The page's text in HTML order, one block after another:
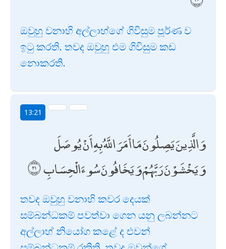
ඔවුහු වනාහි අල්ලාහ්ගේ ගිවිසුම පූර්ණ ව
ඉටු කරති. තවද ඔවුහු එම ගිවිසුම කඩ
නොකරති.
13:21
وَالَّذِينَ يَصِلُونَ مَا أَمَرَ اللَّهُ بِهِ أَنْ يُوصَلَ
وَيَخْشَوْنَ رَبَّهُمْ وَيَخَافُونَ سُوءَ الْحِسَابِ
තවද ඔවුහු වනාහි කවර දෙයක්
සම්බන්ධකම් පවත්වා ගෙන යනු ලබන්නට
අල්ලාහ් නියෝග කළේ ද එවන්